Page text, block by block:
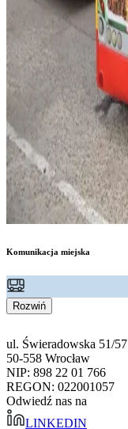
Komunikacja miejska
Rozwiń
ul. Świeradowska 51/57
50-558 Wrocław
NIP: 898 22 01 766
REGON: 022001057
Odwiedź nas na
LINKEDIN